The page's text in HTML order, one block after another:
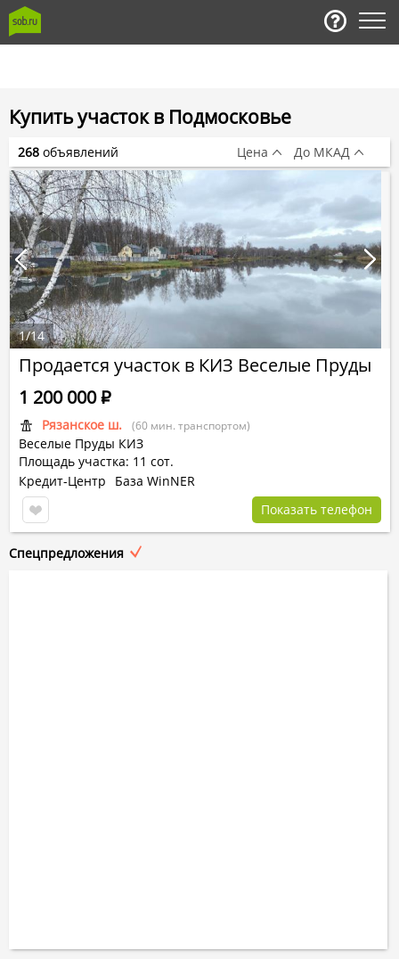
Купить участок в Подмосковье
Продается участок в КИЗ Веселые Пруды
Рязанское ш. (60 мин. транспортом)
Веселые Пруды КИЗ
Площадь участка: 11 сот.
1 200 000Р
Кредит-Центр
База WinNER
Показать телефон
1/14
Спецпредложения
268 объявлений Цена До МКАД